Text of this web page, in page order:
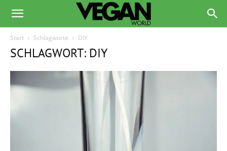
Start Schlagworte DIY
SCHLAGWORT: DIY